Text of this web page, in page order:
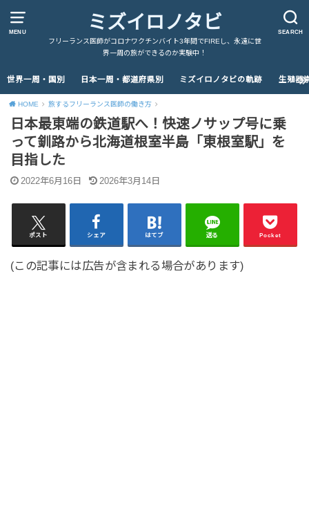
MENU SEARCH
ミズイロノタビ
フリーランス医師がコロナワクチンバイト3年間でFIREし、永遠に世
界一周の旅ができるのか実験中！
世界一周・国別 日本一周・都道府県別 ミズイロノタビの軌跡 生殖器
HOME 旅するフリーランス医師の働き方
日本最東端の鉄道駅へ！快速ノサップ号に乗
って釧路から北海道根室半島「東根室駅」を
目指した
2022年6月16日 2026年3月14日
ポスト シェア はてブ 送る Pocket
(この記事には広告が含まれる場合があります)